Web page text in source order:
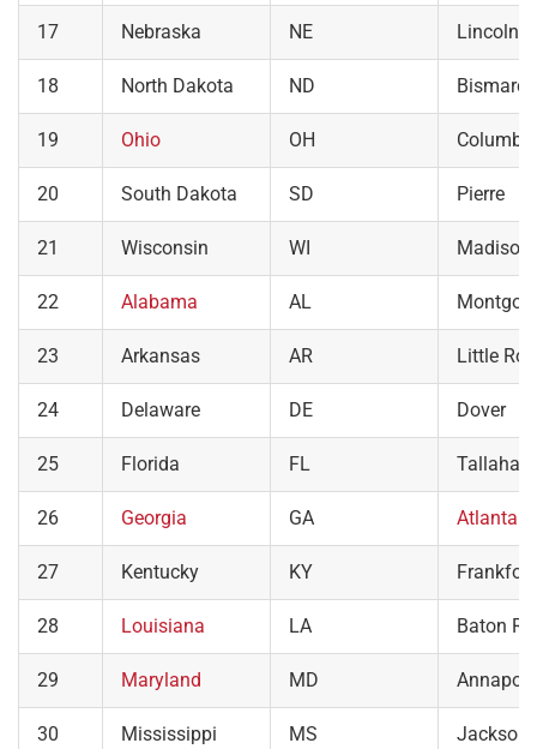
17 Nebraska NE Lincoln
18 North Dakota ND Bismarck
19 Ohio OH
20 South Dakota SD Pierre
21 Wisconsin WI Madison
22 Alabama AL
23 Arkansas AR Little
24 Delaware DE Dover
25 Florida FL
26 Georgia GA Atlanta
27 Kentucky KY Frankfort
28 Louisiana LA Baton
29 Maryland MD
30 Mississippi MS Jackson